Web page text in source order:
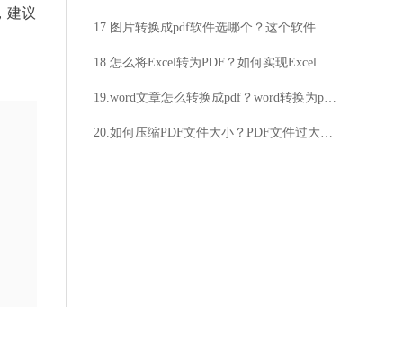
建议
17.图片转换成pdf软件选哪个？这个软件免费且好用
18.怎么将Excel转为PDF？如何实现Excel转PDF？
19.word文章怎么转换成pdf？word转换为pdf技巧图文分享
20.如何压缩PDF文件大小？PDF文件过大怎么办？